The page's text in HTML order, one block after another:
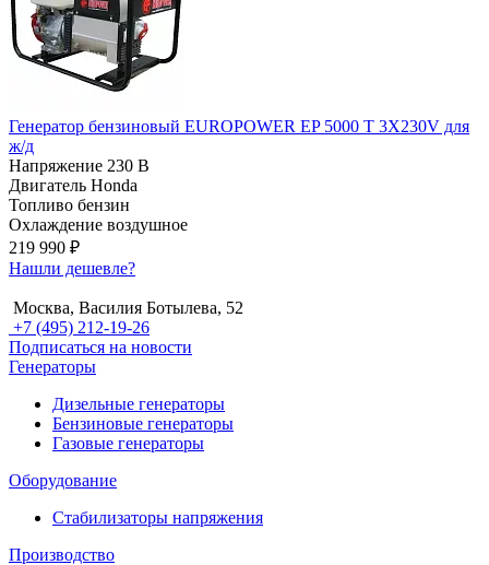
Генератор бензиновый EUROPOWER EP 5000 T 3X230V для
ж/д
Напряжение 230 В
Двигатель Honda
Топливо бензин
Охлаждение воздушное
219 990 ₽
Нашли дешевле?
Москва, Василия Ботылева, 52
+7 (495) 212-19-26
Подписаться на новости
Генераторы
Дизельные генераторы
Бензиновые генераторы
Газовые генераторы
Оборудование
Стабилизаторы напряжения
Производство